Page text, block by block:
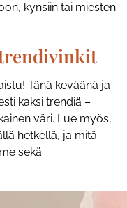
kynsiin tai miesten
trendivinkit
Tänä keväänä ja
kaksi trendiä –
väri. Lue myös,
hetkellä, ja mitä
sekä